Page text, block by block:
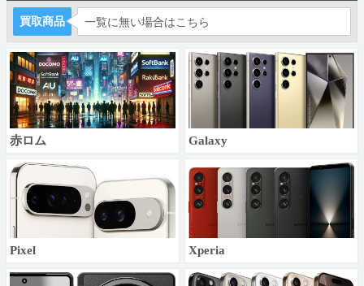
買取商品 一覧に無い場合はこちら
赤ロム Galaxy
Pixel Xperia